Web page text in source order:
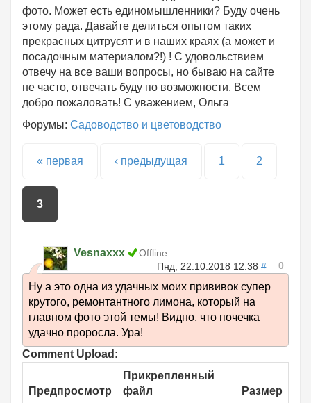
фото. Может есть единомышленники? Буду очень
этому рада. Давайте делиться опытом таких
прекрасных цитрусят и в наших краях (а может и
посадочным материалом?!) ! С удовольствием
отвечу на все ваши вопросы, но бываю на сайте
не часто, отвечать буду по возможности. Всем
добро пожаловать! С уважением, Ольга
Форумы: Садоводство и цветоводство
Страницы
« первая ‹ предыдущая 1 2
3
Vesnaxxx
Offline
Пнд, 22.10.2018 12:38 # 0
Ну а это одна из удачных моих прививок супер
крутого, ремонтантного лимона, который на
главном фото этой темы! Видно, что почечка
удачно проросла. Ура!
Comment Upload:
Предпросмотр
Прикрепленный
файл
Размер